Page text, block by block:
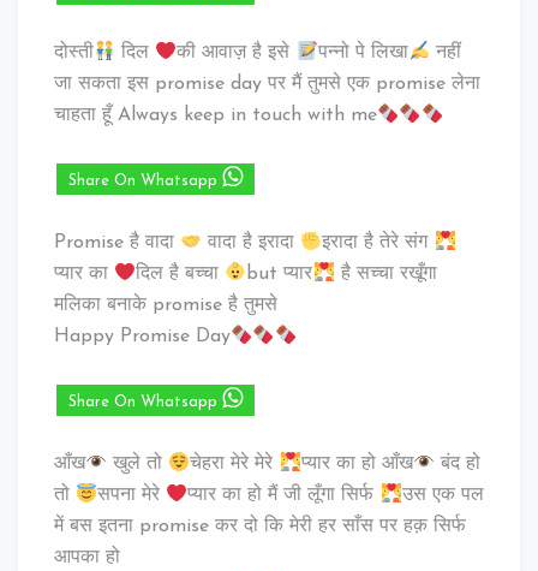
दोस्ती दिल की आवाज़ है इसे पन्नो पे लिखा
नहीं
जा सकता इस promise day पर मैं तुमसे एक promise लेना
चाहता हूँ Always keep in touch with me
Share On Whatsapp
Promise है वादा वादा है इरादा
इरादा है तेरे संग
प्यार का
दिल है बच्चा but प्यार
है सच्चा रखूँगा
मलिका बनाके promise है तुमसे
Happy Promise Day
Share On Whatsapp
आँख खुले तो चेहरा मेरे मेरे प्यार का हो आँख
बंद हो
तो
सपना मेरे प्यार का हो मैं जी लूँगा सिर्फ
उस एक पल
में बस इतना promise कर दो कि मेरी हर साँस पर हक़ सिर्फ
आपका हो